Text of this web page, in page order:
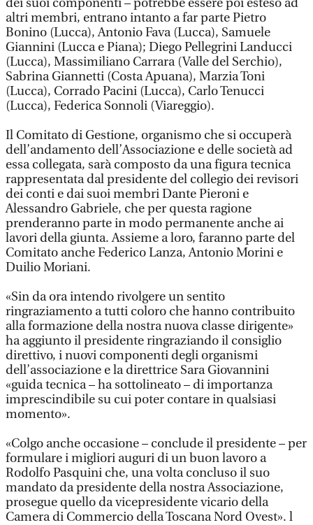
dei suoi componenti – potrebbe essere poi esteso ad
altri membri, entrano intanto a far parte Pietro
Bonino (Lucca), Antonio Fava (Lucca), Samuele
Giannini (Lucca e Piana); Diego Pellegrini Landucci
(Lucca), Massimiliano Carrara (Valle del Serchio),
Sabrina Giannetti (Costa Apuana), Marzia Toni
(Lucca), Corrado Pacini (Lucca), Carlo Tenucci
(Lucca), Federica Sonnoli (Viareggio).
Il Comitato di Gestione, organismo che si occuperà
dell’andamento dell’Associazione e delle società ad
essa collegata, sarà composto da una figura tecnica
rappresentata dal presidente del collegio dei revisori
dei conti e dai suoi membri Dante Pieroni e
Alessandro Gabriele, che per questa ragione
prenderanno parte in modo permanente anche ai
lavori della giunta. Assieme a loro, faranno parte del
Comitato anche Federico Lanza, Antonio Morini e
Duilio Moriani.
«Sin da ora intendo rivolgere un sentito
ringraziamento a tutti coloro che hanno contribuito
alla formazione della nostra nuova classe dirigente»
ha aggiunto il presidente ringraziando il consiglio
direttivo, i nuovi componenti degli organismi
dell’associazione e la direttrice Sara Giovannini
«guida tecnica – ha sottolineato – di importanza
imprescindibile su cui poter contare in qualsiasi
momento».
«Colgo anche occasione – conclude il presidente – per
formulare i migliori auguri di un buon lavoro a
Rodolfo Pasquini che, una volta concluso il suo
mandato da presidente della nostra Associazione,
prosegue quello da vicepresidente vicario della
Camera di Commercio della Toscana Nord Ovest». l